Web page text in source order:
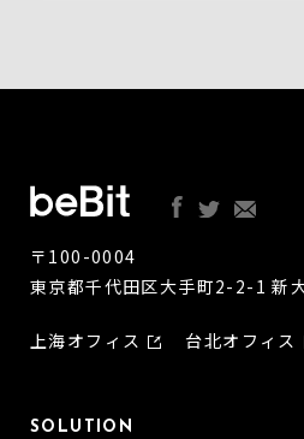
〒100-0004
東京都千代田区大手町2-2-1 新
上海オフィス 台北オフィス
SOLUTION